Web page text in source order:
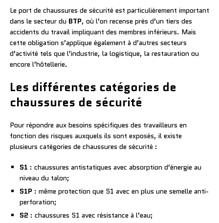
Le port de chaussures de sécurité est particulièrement important
dans le secteur du BTP, où l’on recense près d’un tiers des
accidents du travail impliquant des membres inférieurs. Mais
cette obligation s’applique également à d’autres secteurs
d’activité tels que l’industrie, la logistique, la restauration ou
encore l’hôtellerie.
Les différentes catégories de
chaussures de sécurité
Pour répondre aux besoins spécifiques des travailleurs en
fonction des risques auxquels ils sont exposés, il existe
plusieurs catégories de chaussures de sécurité :
S1 : chaussures antistatiques avec absorption d’énergie au
niveau du talon;
S1P : même protection que S1 avec en plus une semelle anti-
perforation;
S2 : chaussures S1 avec résistance à l’eau;